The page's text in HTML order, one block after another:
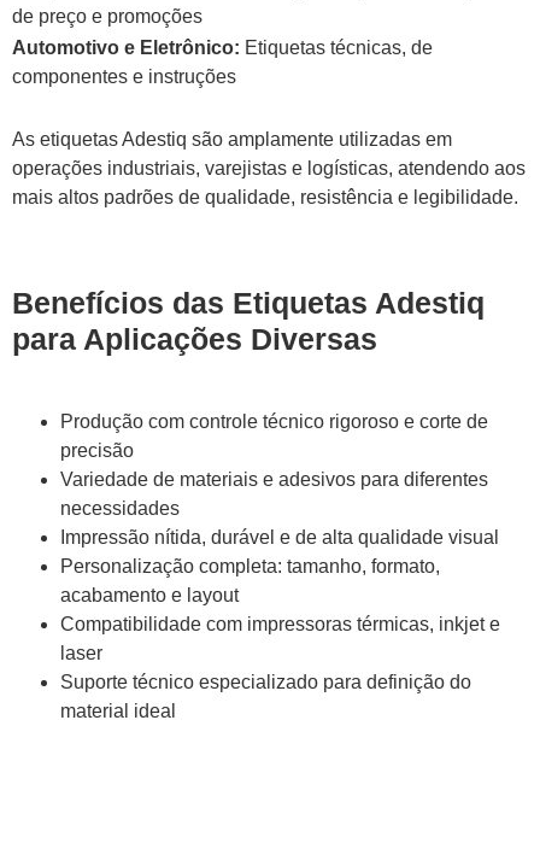
de preço e promoções
Automotivo e Eletrônico: Etiquetas técnicas, de
componentes e instruções
As etiquetas Adestiq são amplamente utilizadas em
operações industriais, varejistas e logísticas, atendendo aos
mais altos padrões de qualidade, resistência e legibilidade.
Benefícios das Etiquetas Adestiq
para Aplicações Diversas
Produção com controle técnico rigoroso e corte de
precisão
Variedade de materiais e adesivos para diferentes
necessidades
Impressão nítida, durável e de alta qualidade visual
Personalização completa: tamanho, formato,
acabamento e layout
Compatibilidade com impressoras térmicas, inkjet e
laser
Suporte técnico especializado para definição do
material ideal